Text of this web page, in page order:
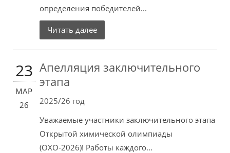
определения победителей...
Читать далее
23
МАР
26
Апелляция заключительного
этапа
2025/26 год
Уважаемые участники заключительного этапа
Открытой химической олимпиады
(ОХО-2026)! Работы каждого...